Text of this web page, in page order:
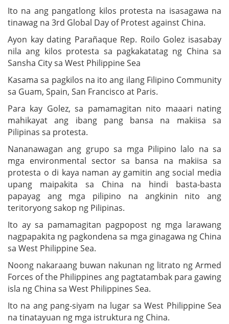
Ito na ang pangatlong kilos protesta na isasagawa na
tinawag na 3rd Global Day of Protest against China.
Ayon kay dating Parañaque Rep. Roilo Golez isasabay
nila ang kilos protesta sa pagkakatatag ng China sa
Sansha City sa West Philippine Sea
Kasama sa pagkilos na ito ang ilang Filipino Community
sa Guam, Spain, San Francisco at Paris.
Para kay Golez, sa pamamagitan nito maaari nating
mahikayat ang ibang pang bansa na makiisa sa
Pilipinas sa protesta.
Nananawagan ang grupo sa mga Pilipino lalo na sa
mga environmental sector sa bansa na makiisa sa
protesta o di kaya naman ay gamitin ang social media
upang maipakita sa China na hindi basta-basta
papayag ang mga pilipino na angkinin nito ang
teritoryong sakop ng Pilipinas.
Ito ay sa pamamagitan pagpopost ng mga larawang
nagpapakita ng pagkondena sa mga ginagawa ng China
sa West Philippine Sea.
Noong nakaraang buwan nakunan ng litrato ng Armed
Forces of the Philippines ang pagtatambak para gawing
isla ng China sa West Philippines Sea.
Ito na ang pang-siyam na lugar sa West Philippine Sea
na tinatayuan ng mga istruktura ng China.